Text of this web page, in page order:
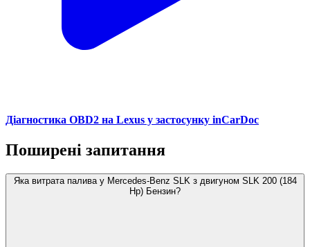
Діагностика OBD2 на Lexus у застосунку inCarDoc
Поширені запитання
Яка витрата палива у Mercedes-Benz SLK з двигуном SLK 200 (184
Hp) Бензин?